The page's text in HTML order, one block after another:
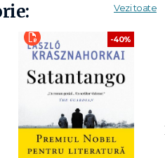
Vezi toate
-40%